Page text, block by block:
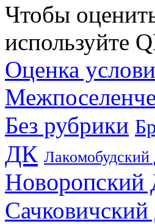
Чтобы
используйте
Оценка
Без рубрики
ДК